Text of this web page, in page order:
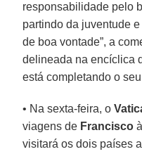
responsabilidade pelo
partindo da juventude
de boa vontade”, a
delineada na encíclica
está completando o
• Na sexta-feira, o
viagens de Francisco
visitará os dois países